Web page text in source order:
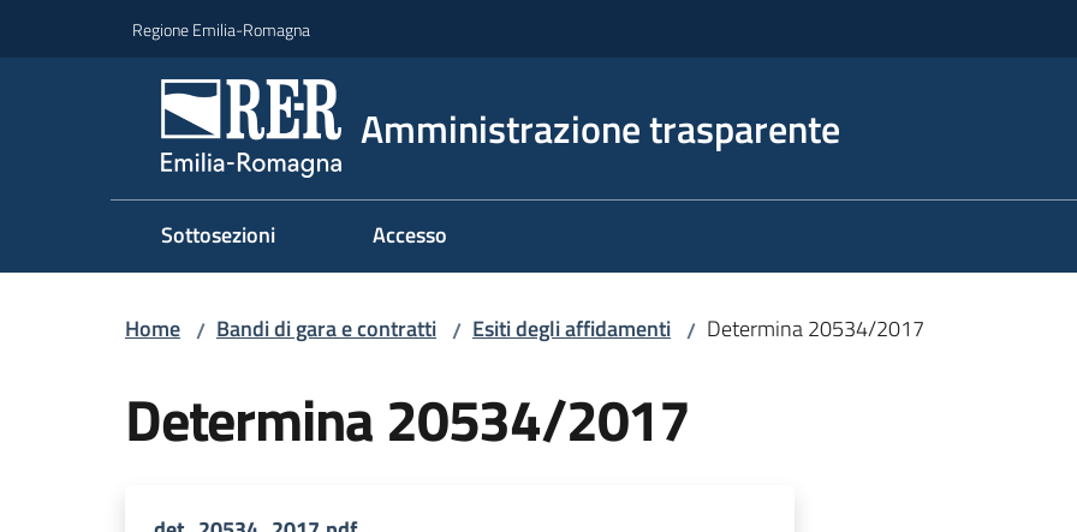
Regione Emilia-Romagna
Amministrazione trasparente
Sottosezioni Accesso
Home / Bandi di gara e contratti / Esiti degli affidamenti / Determina 20534/2017
Determina 20534/2017